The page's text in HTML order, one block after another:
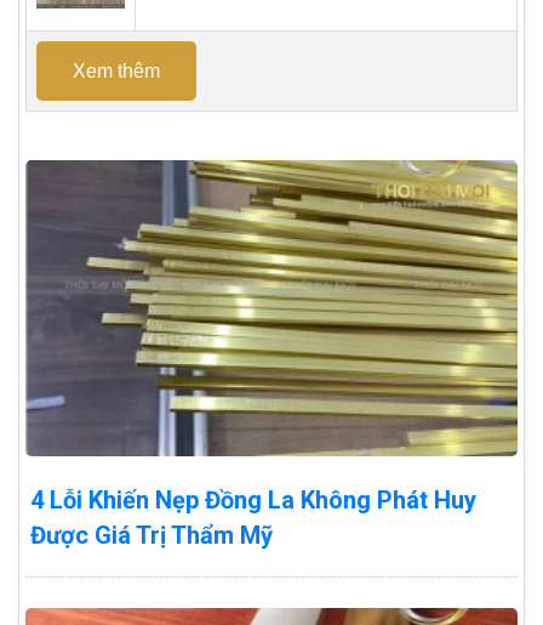
Xem thêm
4 Lỗi Khiến Nẹp Đồng La Không Phát Huy
Được Giá Trị Thẩm Mỹ